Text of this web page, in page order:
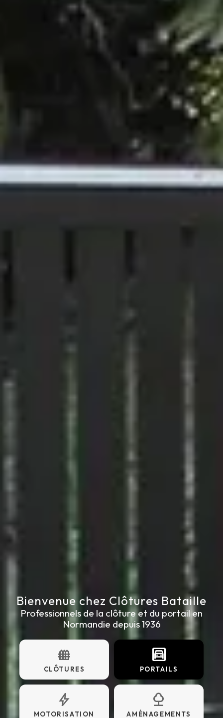
Bienvenue chez Clôtures Bataille
Professionnels de la clôture et du portail en
Normandie depuis 1936
fence
CLÔTURES
garage
PORTAILS
bolt
MOTORISATION
nature
AMÉNAGEMENTS